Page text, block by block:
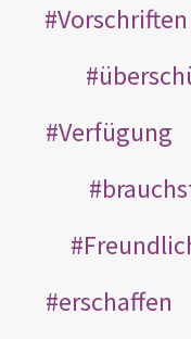
Vorschriften
Verfügung
erschaffen